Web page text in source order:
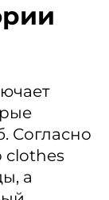
Согласно
clothes
а